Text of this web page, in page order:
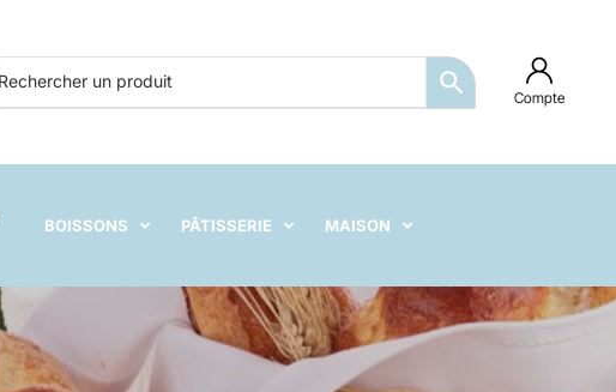
Compte
BOISSONS PÂTISSERIE MAISON